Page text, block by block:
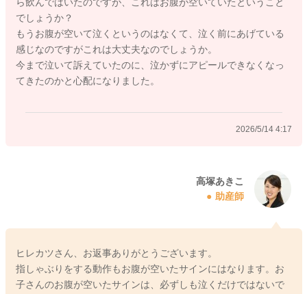
でしょうか？
もうお腹が空いて泣くというのはなくて、泣く前にあげている
感じなのですがこれは大丈夫なのでしょうか。
今まで泣いて訴えていたのに、泣かずにアピールできなくなっ
てきたのかと心配になりました。
2026/5/14 4:17
高塚あきこ
助産師
ヒレカツさん、お返事ありがとうございます。
指しゃぶりをする動作もお腹が空いたサインにはなります。お
子さんのお腹が空いたサインは、必ずしも泣くだけではないで